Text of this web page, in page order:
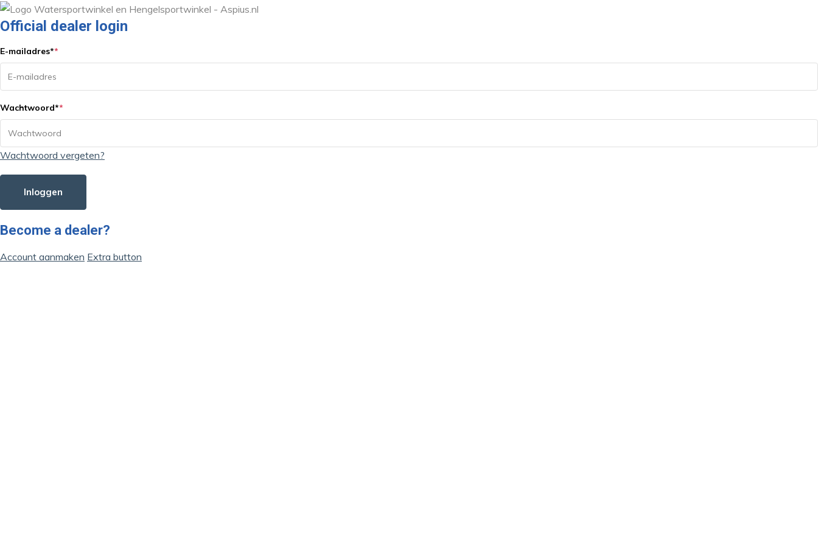
Official dealer login
E-mailadres**
Wachtwoord**
Wachtwoord vergeten?
Inloggen
Become a dealer?
Account aanmaken Extra button